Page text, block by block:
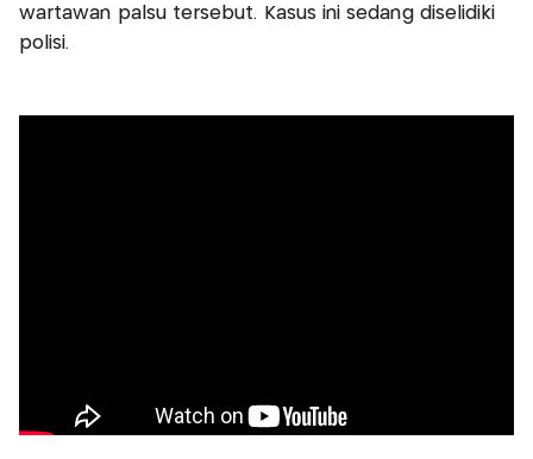
wartawan palsu tersebut. Kasus ini sedang diselidiki
polisi.